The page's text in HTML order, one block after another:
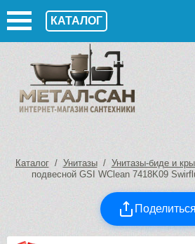
КАТАЛОГ
Каталог/ Унитазы/ Унитазы-биде и
подвесной GSI WClean 7418K09
Поделиться